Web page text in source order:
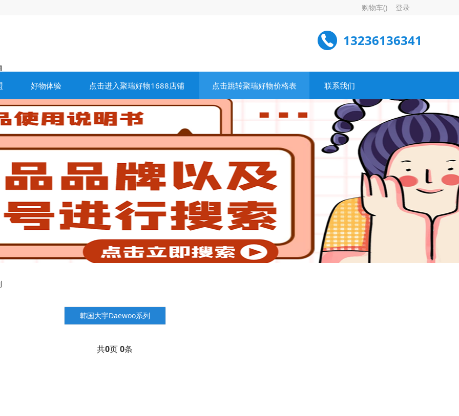
购物车() 登录
13236136341
好物体验 点击进入聚瑞好物1688店铺 点击跳转聚瑞好物价格表 联系我们
韩国大宇Daewoo系列
共0页0条